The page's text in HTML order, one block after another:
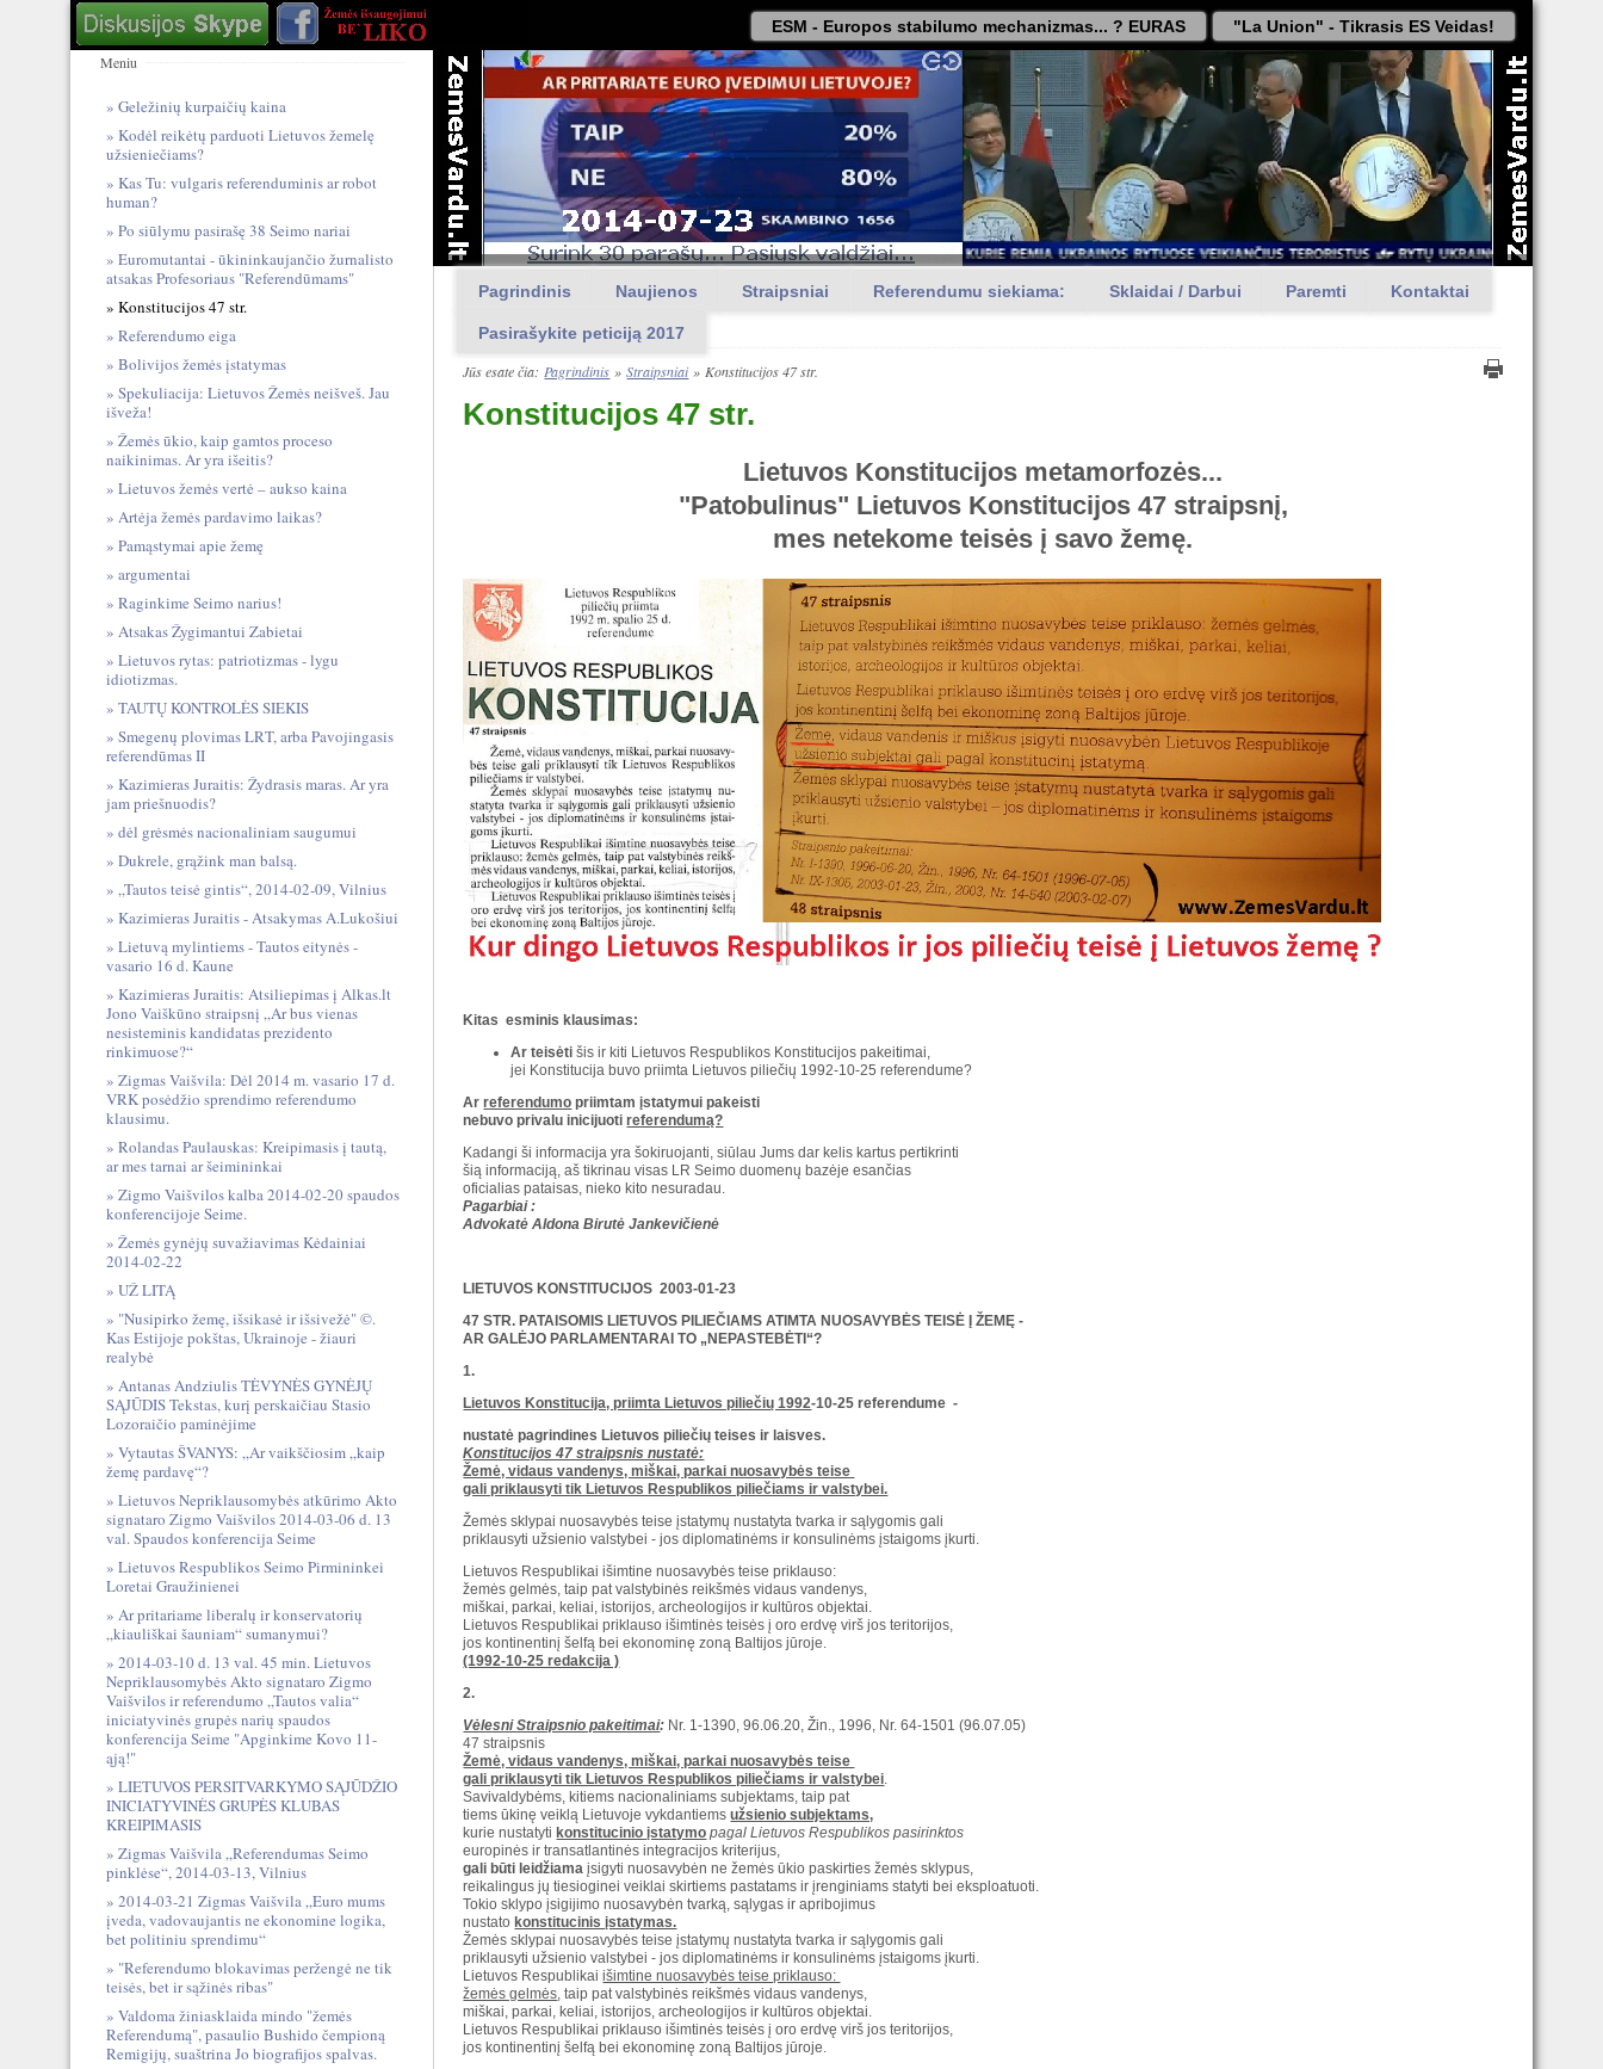
ESM - Europos stabilumo mechanizmas... ? EURAS "La Union" - Tikrasis ES Veidas!
Pagrindinis Naujienos Straipsniai Referendumu siekiama: Sklaidai / Darbui Paremti Kontaktai
Pasirašykite peticiją 2017
Jūs esate čia: Pagrindinis »Straipsniai » Konstitucijos 47 str.
Konstitucijos 47 str.
Lietuvos Konstitucijos metamorfozės...
"Patobulinus" Lietuvos Konstitucijos 47 straipsnį,
mes netekome teisės į savo žemę.
Kitasesminis klausimas:
Ar teisėti šis ir kiti Lietuvos Respublikos Konstitucijos pakeitimai,
jei Konstitucija buvo priimta Lietuvos piliečių 1992-10-25 referendume?
Arreferendumo priimtam įstatymui pakeisti
nebuvo privalu inicijuotireferendumą?
Kadangi ši informacija yra šokiruojanti, siūlau Jums dar kelis kartus pertikrinti
šią informaciją, aš tikrinau visas LR Seimo duomenų bazėje esančias
oficialias pataisas, nieko kito nesuradau.
Pagarbiai :
Advokatė Aldona Birutė Jankevičienė
LIETUVOS KONSTITUCIJOS 2003-01-23
47 STR. PATAISOMIS LIETUVOS PILIEČIAMS ATIMTA NUOSAVYBĖS TEISĖ Į ŽEMĘ -
AR GALĖJO PARLAMENTARAI TO „NEPASTEBĖTI“?
1.
Lietuvos Konstitucija, priimta Lietuvos piliečių 1992-10-25 referendume -
nustatė pagrindines Lietuvos piliečių teises ir laisves.
Konstitucijos 47 straipsnis nustatė:
Žemė, vidaus vandenys, miškai, parkai nuosavybės teise
gali priklausyti tik Lietuvos Respublikos piliečiams ir valstybei.
Žemės sklypai nuosavybės teise įstatymų nustatyta tvarka ir sąlygomis gali
priklausyti užsienio valstybei - jos diplomatinėms ir konsulinėms įstaigoms įkurti.
Lietuvos Respublikai išimtine nuosavybės teise priklauso:
žemės gelmės, taip pat valstybinės reikšmės vidaus vandenys,
miškai, parkai, keliai, istorijos, archeologijos ir kultūros objektai.
Lietuvos Respublikai priklauso išimtinės teisės į oro erdvę virš jos teritorijos,
jos kontinentinį šelfą bei ekonominę zoną Baltijos jūroje.
(1992-10-25 redakcija )
2.
Vėlesni Straipsnio pakeitimai: Nr. 1-1390, 96.06.20, Žin., 1996, Nr. 64-1501 (96.07.05)
47 straipsnis
Žemė, vidaus vandenys, miškai, parkai nuosavybės teise
gali priklausyti tik Lietuvos Respublikos piliečiams ir valstybei
Savivaldybėms, kitiems nacionaliniams subjektams, taip pat
tiems ūkinę veiklą Lietuvoje vykdantiemsužsienio subjektams,
kurie nustatytikonstitucinio įstatymo pagal Lietuvos Respublikos pasirinktos
europinės ir transatlantinės integracijos kriterijus,
gali būti leidžiama įsigyti nuosavybėn ne žemės ūkio paskirties žemės sklypus,
reikalingus jų tiesioginei veiklai skirtiems pastatams ir įrenginiams statyti bei eksploatuoti.
Tokio sklypo įsigijimo nuosavybėn tvarką, sąlygas ir apribojimus
nustatokonstitucinis įstatymas.
Žemės sklypai nuosavybės teise įstatymų nustatyta tvarka ir sąlygomis gali
priklausyti užsienio valstybei - jos diplomatinėms ir konsulinėms įstaigoms įkurti.
Lietuvos Respublikaiišimtine nuosavybės teise priklauso:
žemės gelmės , taip pat valstybinės reikšmės vidaus vandenys,
miškai, parkai, keliai, istorijos, archeologijos ir kultūros objektai.
Lietuvos Respublikai priklauso išimtinės teisės į oro erdvę virš jos teritorijos,
jos kontinentinį šelfą bei ekonominę zoną Baltijos jūroje.
Meniu
Geležinių kurpaičių kaina
Kodėl reikėtų parduoti Lietuvos žemelę
užsieniečiams?
Kas Tu: vulgari​s referendum​inis ar robot
human?
Po siūlymu pasirašę 38 Seimo nariai
Euromutantai - ūkininkaujančio žurnalisto
atsakas Profesoriaus "Referendūmams"
Konstitucijos 47 str.
Referendumo eiga
Bolivijos žemės įstatymas
Spekuliacija: Lietuvos Žemės neišveš. Jau
išveža!
Žemės ūkio, kaip gamtos proceso
naikinimas. Ar yra išeitis?
Lietuvos žemės vertė – aukso kaina
Artėja žemės pardavimo laikas?
Pamąstymai apie žemę
argumentai
Raginkime Seimo narius!
Atsakas Žygimantui Zabietai
Lietuvos rytas: patriotizmas - lygu
idiotizmas.
TAUTŲ KONTROLĖS SIEKIS
Smegenų plovimas LRT, arba Pavojingasis
referendūmas II
Kazimieras Juraitis: Žydrasis maras. Ar yra
jam priešnuodis?
dėl grėsmės nacionaliniam saugumui
Dukrele, grąžink man balsą.
„Tautos teisė gintis“, 2014-02-09, Vilnius
Kazimieras Juraitis - Atsakymas A.Lukošiui
Lietuvą mylintiems - Tautos eitynės -
vasario 16 d. Kaune
Kazimieras Juraitis: Atsiliepimas į Alkas.lt
Jono Vaiškūno straipsnį „Ar bus vienas
nesisteminis kandidatas prezidento
rinkimuose?“
Zigmas Vaišvila: Dėl 2014 m. vasario 17 d.
VRK posėdžio sprendimo referendumo
klausimu.
Rolandas Paulauskas: Kreipimasis į tautą,
ar mes tarnai ar šeimininkai
Zigmo Vaišvilos kalba 2014-02-20 spaudos
konferencijoje Seime.
Žemės gynėjų suvažiavimas Kėdainiai
2014-02-22
UŽ LITĄ
"Nusipirko žemę, išsikasė ir išsivežė" ©.
Kas Estijoje pokštas, Ukrainoje - žiauri
realybė
Antanas Andziulis TĖVYNĖS GYNĖJŲ
SĄJŪDIS Tekstas, kurį perskaičiau Stasio
Lozoraičio paminėjime
Vytautas ŠVANYS: „Ar vaikščiosim „kaip
žemę pardavę“?
Lietuvos Nepriklausomybės atkūrimo Akto
signataro Zigmo Vaišvilos 2014-03-06 d. 13
val. Spaudos konferencija Seime
Lietuvos Respublikos Seimo Pirmininkei
Loretai Graužinienei
Ar pritariame liberalų ir konservatorių
„kiauliškai šauniam“ sumanymui?
2014-03-10 d. 13 val. 45 min. Lietuvos
Nepriklausomybės Akto signataro Zigmo
Vaišvilos ir referendumo „Tautos valia“
iniciatyvinės grupės narių spaudos
konferencija Seime "Apginkime Kovo 11-
ąją!"
LIETUVOS PERSITVARKYMO SĄJŪDŽIO
INICIATYVINĖS GRUPĖS KLUBAS
KREIPIMASIS
Zigmas Vaišvila „Referendumas Seimo
pinklėse“, 2014-03-13, Vilnius
2014-03-21 Zigmas Vaišvila „Euro mums
įveda, vadovaujantis ne ekonomine logika,
bet politiniu sprendimu“
"Referendumo blokavimas peržengė ne tik
teisės, bet ir sąžinės ribas"
Valdoma žiniasklaida mindo "žemės
Referendumą", pasaulio Bushido čempioną
Remigijų, suaštrina Jo biografijos spalvas.